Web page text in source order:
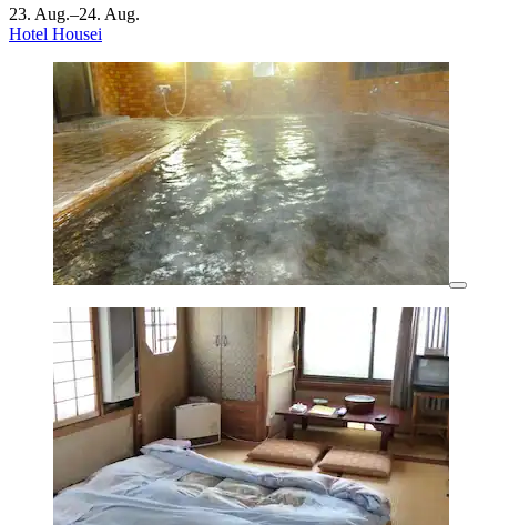
23. Aug.–24. Aug.
Hotel Housei